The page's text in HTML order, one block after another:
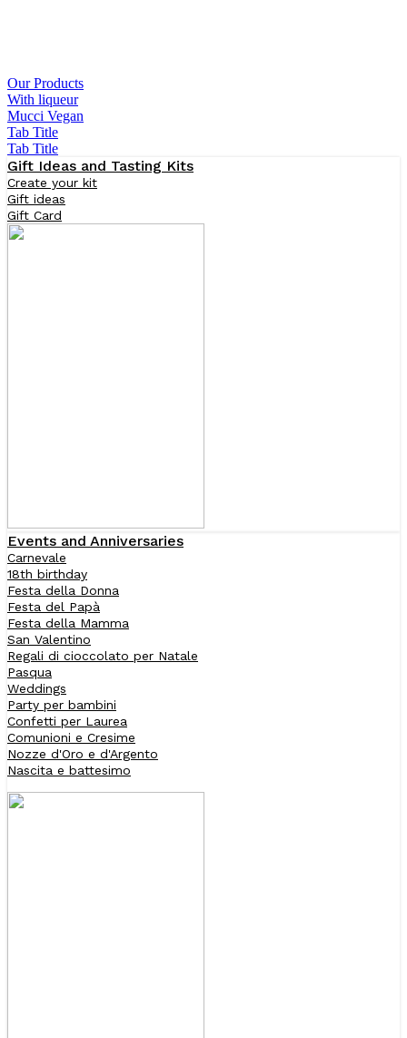
Our Products
With liqueur
Mucci Vegan
Tab Title
Tab Title
Gift Ideas and Tasting Kits
Create your kit
Gift ideas
Gift Card
Events and Anniversaries
Carnevale
18th birthday
Festa della Donna
Festa del Papà
Festa della Mamma
San Valentino
Regali di cioccolato per Natale
Pasqua
Weddings
Party per bambini
Confetti per Laurea
Comunioni e Cresime
Nozze d'Oro e d'Argento
Nascita e battesimo